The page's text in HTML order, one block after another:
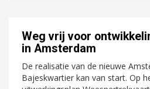
Weg vrij voor
in Amsterdam
De realisatie van de nieuwe
Bajeskwartier kan van start. Op